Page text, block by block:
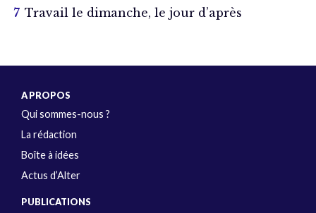
Travail le dimanche, le jour d’après
A PROPOS
Qui sommes-nous ?
La rédaction
Boîte à idées
Actus d’Alter
PUBLICATIONS